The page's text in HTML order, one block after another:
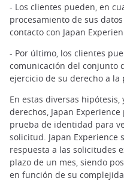
- Los clientes pueden, en
procesamiento de sus
contacto con Japan
- Por último, los clientes
comunicación del conjunto
ejercicio de su derecho a la
En estas diversas
derechos, Japan
prueba de identidad para
solicitud. Japan Experience
respuesta a las solicitudes
plazo de un mes, siendo
en función de su